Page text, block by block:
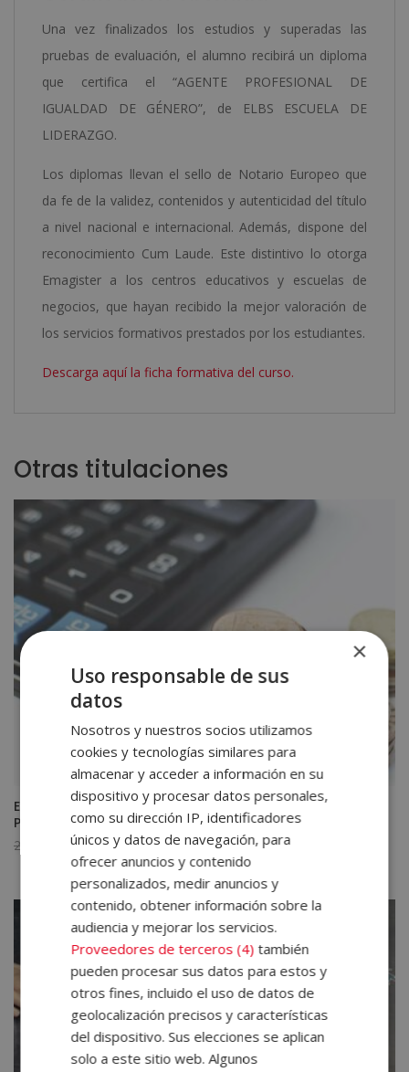
Una vez finalizados los estudios y superadas las
pruebas de evaluación, el alumno recibirá un diploma
que certifica el “AGENTE PROFESIONAL DE
IGUALDAD DE GÉNERO”, de ELBS ESCUELA DE
LIDERAZGO.
Los diplomas llevan el sello de Notario Europeo que
da fe de la validez, contenidos y autenticidad del título
a nivel nacional e internacional. Además, dispone del
reconocimiento Cum Laude. Este distintivo lo otorga
Emagister a los centros educativos y escuelas de
negocios, que hayan recibido la mejor valoración de
los servicios formativos prestados por los estudiantes.
Descarga aquí la ficha formativa del curso.
Otras titulaciones
Experto en Prevención del Blanqueo de Capitales +
Perito Judicial Especialista en Blanqueo de Capitales
2.380,00 €El
precio
original
era:
2.380,00€.
595,00€ El
precio
actual
es:
595,00€.
×
Uso responsable de sus
datos
Nosotros y nuestros socios utilizamos
cookies y tecnologías similares para
almacenar y acceder a información en su
dispositivo y procesar datos personales,
como su dirección IP, identificadores
únicos y datos de navegación, para
ofrecer anuncios y contenido
personalizados, medir anuncios y
contenido, obtener información sobre la
audiencia y mejorar los servicios.
Proveedores de terceros (4) también
pueden procesar sus datos para estos y
otros fines, incluido el uso de datos de
geolocalización precisos y características
del dispositivo. Sus elecciones se aplican
solo a este sitio web. Algunos